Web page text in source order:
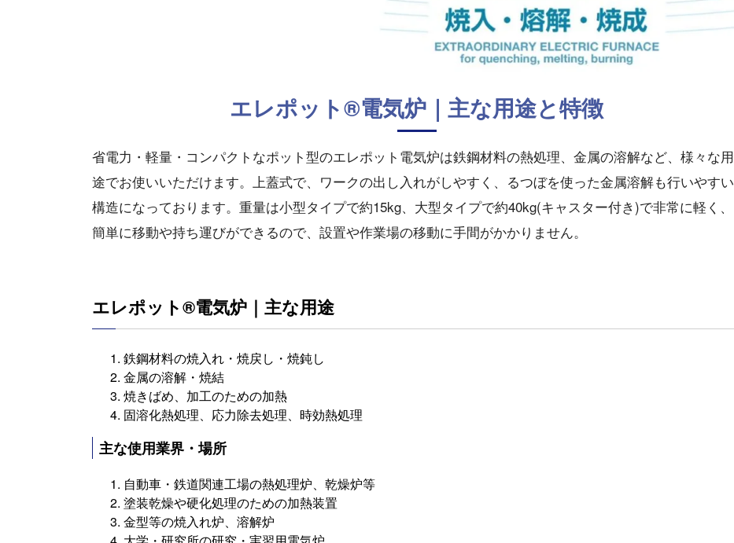
エレポット®電気炉｜主な用途と特徴
省電力・軽量・コンパクトなポット型のエレポット電気炉は鉄鋼材料の熱処理、金属の溶解など、様々な用
途でお使いいただけます。上蓋式で、ワークの出し入れがしやすく、るつぼを使った金属溶解も行いやすい
構造になっております。重量は小型タイプで約15kg、大型タイプで約40kg(キャスター付き)で非常に軽く、
簡単に移動や持ち運びができるので、設置や作業場の移動に手間がかかりません。
エレポット®電気炉｜主な用途
鉄鋼材料の焼入れ・焼戻し・焼鈍し
金属の溶解・焼結
焼きばめ、加工のための加熱
固溶化熱処理、応力除去処理、時効熱処理
主な使用業界・場所
自動車・鉄道関連工場の熱処理炉、乾燥炉等
塗装乾燥や硬化処理のための加熱装置
金型等の焼入れ炉、溶解炉